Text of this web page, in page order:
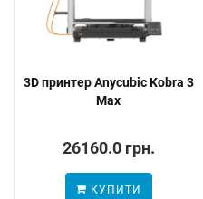
3D принтер Anycubic Kobra 3
Max
26160.0 грн.
КУПИТИ